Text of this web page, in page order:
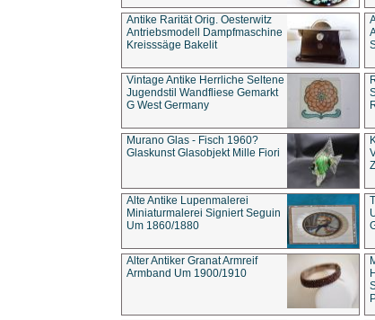
Antike Rarität Orig. Oesterwitz
Antriebsmodell Dampfmaschine
Kreisssäge Bakelit
Vintage Antike Herrliche Seltene
Jugendstil Wandfliese Gemarkt
G West Germany
Murano Glas - Fisch 1960?
Glaskunst Glasobjekt Mille Fiori
Alte Antike Lupenmalerei
Miniaturmalerei Signiert Seguin
Um 1860/1880
Alter Antiker Granat Armreif
Armband Um 1900/1910